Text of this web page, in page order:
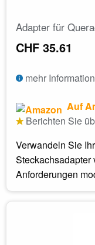
Adapter für
CHF 35.61
mehr
Auf
Berichten Sie
Verwandeln Sie
Steckachsadapter
Anforderungen